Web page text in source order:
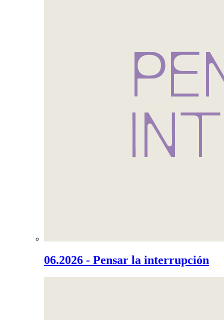
06.2026 - Pensar la interrupción